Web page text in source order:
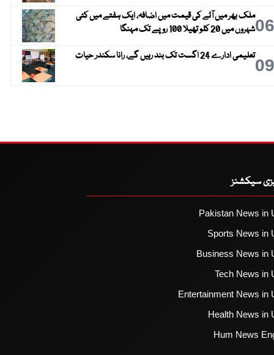
06ملک بھر میں آٹے کی قیمت میں اضافہ، ایک ہفتے میں کئی
شہروں میں 20 کلو تھیلا 100 روپے تک مہنگا
09تعلیمی ادارے 24 اگست تک بند رہیں گے، رانا سکندر حیات
سیکشنز
Pakistan News in
Sports News in
Business News in
Tech News in
Entertainment News in
Health News in
Hum News